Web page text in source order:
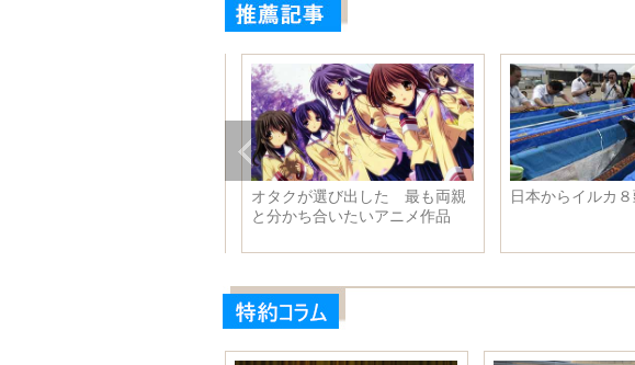
オタクが選び出した 最も両親
と分かち合いたいアニメ作品
日本からイルカ８頭